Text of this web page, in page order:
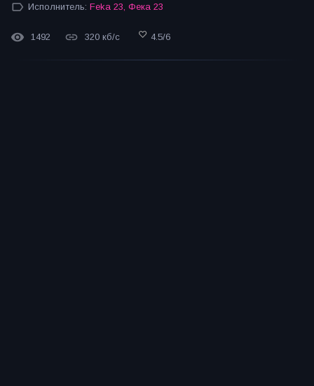
Исполнитель: Feka 23 Фека 23
1492 320 кб/с 4.5/6